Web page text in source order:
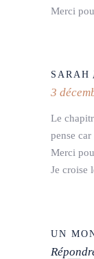
Merci
SARAH
3
Le
pense
Merci
Je croise
UN